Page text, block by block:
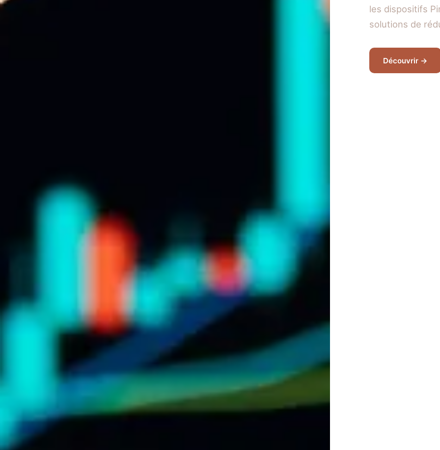
les dispositifs
solutions de
Découvrir →